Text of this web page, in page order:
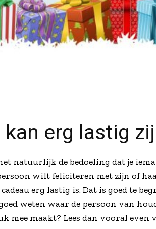
kan erg lastig
natuurlijk de bedoeling dat je
wilt feliciteren met zijn of
erg lastig is. Dat is goed te
weten waar de persoon van
mee maakt? Lees dan vooral even